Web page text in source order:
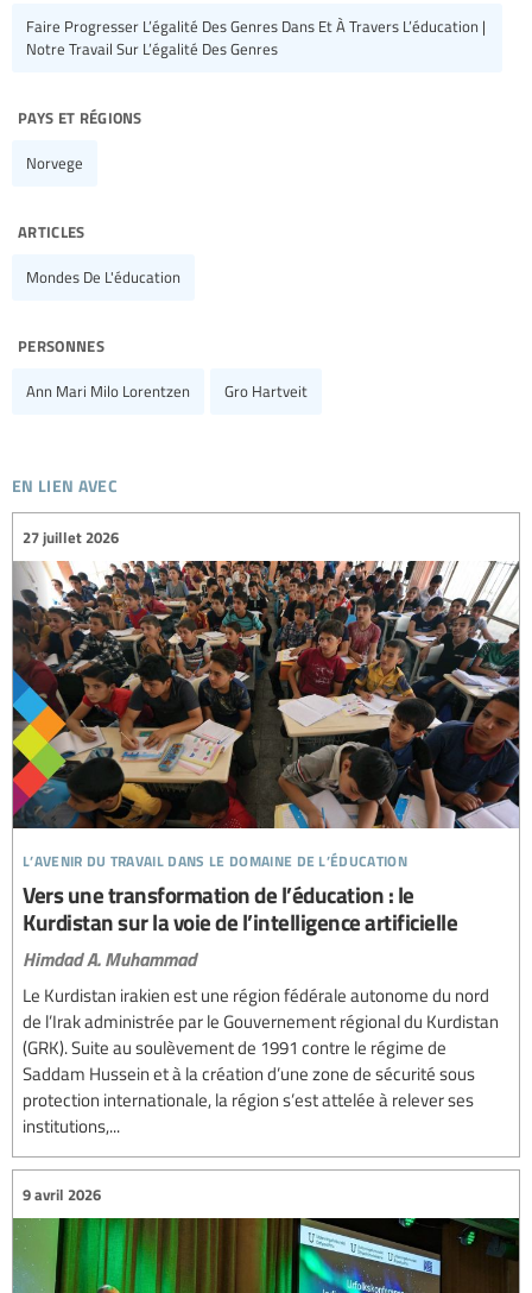
Faire Progresser L’égalité Des Genres Dans Et À Travers L’éducation |
Notre Travail Sur L’égalité Des Genres
pays et régions
Norvege
articles
Mondes De L'éducation
personnes
Ann Mari Milo Lorentzen Gro Hartveit
en lien avec
l’avenir du travail dans le domaine de l’éducation
27 juillet 2026
Vers une transformation de l’éducation : le
Kurdistan sur la voie de l’intelligence artificielle
Himdad A. Muhammad
Le Kurdistan irakien est une région fédérale autonome du nord
de l’Irak administrée par le Gouvernement régional du Kurdistan
(GRK). Suite au soulèvement de 1991 contre le régime de
Saddam Hussein et à la création d’une zone de sécurité sous
protection internationale, la région s’est attelée à relever ses
institutions,...
9 avril 2026